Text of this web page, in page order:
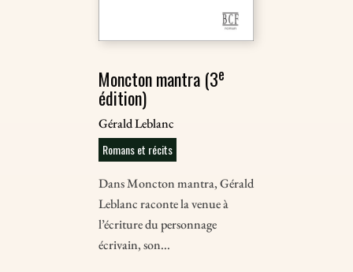
Moncton mantra (3e
édition)
Gérald Leblanc
Romans et récits
Dans Moncton mantra, Gérald
Leblanc raconte la venue à
l’écriture du personnage
écrivain, son...